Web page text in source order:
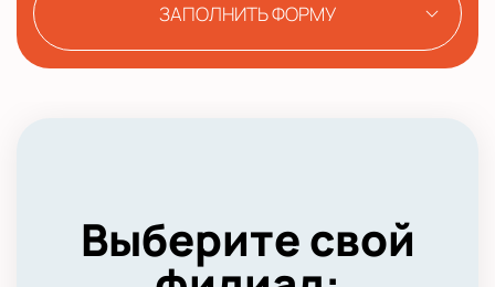
ЗАПОЛНИТЬ ФОРМУ
Выберите свой